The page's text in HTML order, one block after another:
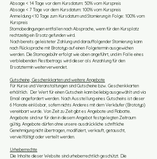
Absage < 14 Tage vor dem Kursdatum: 50% vom Kurspreis
Absage < 7 Tage vor dem Kursdatum: 100% vom Kurspreis
Anmeldung <10 Tage zum Kursdatum und Stornierung in Folge: 100% vom
Kurspreis
Stornobedingungen entfallen nach Absprache, wenn für den Kursplatz
rechtzeitig ein Ersatz gefunden wird.
Nach bereits geleisteter Zahlung und darauffolgender Stornierung kann
nach Rücksprache mit Brototyp auf einen Folgetermin ausgewichen
werden. Die Stornogebühr erfolgt wie oben angeführt, und im Falle eines
verbleibenden Restbetrags wird dieser als Anzahlung für den
Ersatztermin weiterverwendet.
Gutscheine, Geschenkkarten und weitere Angebote
Für Kurse und Veranstaltungen sind Gutscheine bzw. Geschenkkarten
erhältlich. Der Wert für einen Gutschein kann beliebig ausgewählt und via
Email angefordert werden. Nach Ausstellung eines Gutscheins ist dieser
6 Monate einlösbar, sofern nichts Anderes mit dem Verkäufer (Brototyp)
vereinbart wurde. Von Zeit zu Zeit gibt es Angebote und Rabatte.
Angebote sind nur für den in diesem Angebot festgelegten Zeitraum
gültig. Angebote dürfen ohne unsere ausdrückliche schriftliche
Genehmigung nicht übertragen, modifiziert, verkauft, getauscht,
vervielfältigt oder verteilt werden. ​
Urheberrechte
Die Inhalte dieser Website sind urheberrechtlich geschützt. Die